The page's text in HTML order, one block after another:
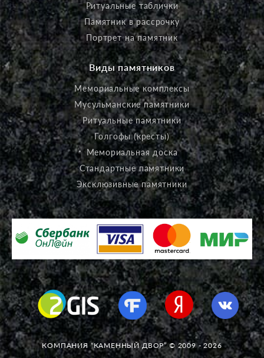
Ритуальные таблички
Памятник в рассрочку
Портрет на памятник
Виды памятников
Мемориальные комплексы
Мусульманские памятники
Ритуальные памятники
Голгофы (кресты)
Мемориальная доска
Стандартные памятники
Эксклюзивные памятники
КОМПАНИЯ “КАМЕННЫЙ ДВОР” © 2009 - 2026